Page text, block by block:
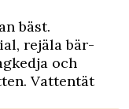
bäst.
rejäla bär-
och
Vattentät